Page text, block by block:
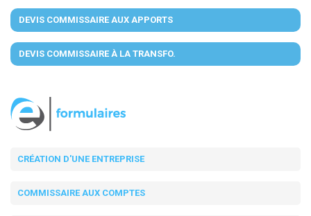
DEVIS COMMISSAIRE AUX APPORTS
DEVIS COMMISSAIRE À LA TRANSFO.
CRÉATION D'UNE ENTREPRISE
COMMISSAIRE AUX COMPTES